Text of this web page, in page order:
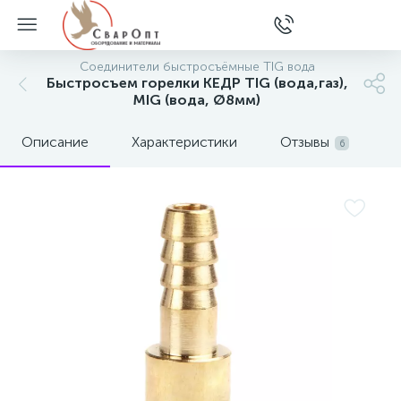
Соединители быстросъёмные TIG вода
Быстросъем горелки КЕДР TIG (вода,газ),
MIG (вода, Ø8мм)
Описание Характеристики Отзывы 6